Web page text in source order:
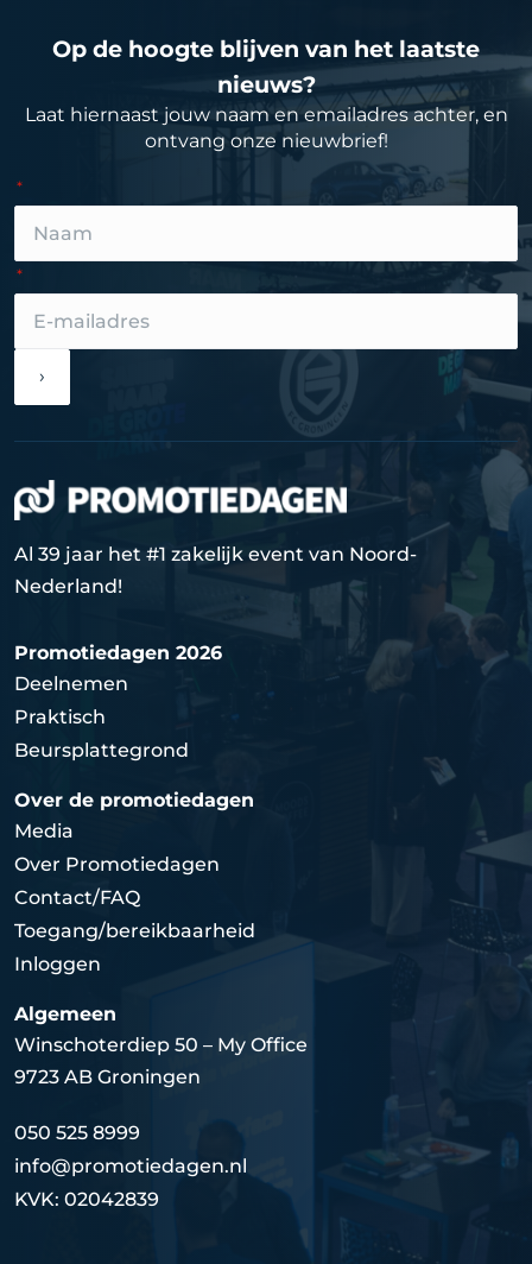
Op de hoogte blijven van het laatste
nieuws?
Laat hiernaast jouw naam en emailadres achter, en
ontvang onze nieuwbrief!
›
Al 39 jaar het #1 zakelijk event van Noord-
Nederland!
Promotiedagen 2026
Deelnemen
Praktisch
Beursplattegrond
Over de promotiedagen
Media
Over Promotiedagen
Contact/FAQ
Toegang/bereikbaarheid
Inloggen
Algemeen
Winschoterdiep 50 – My Office
9723 AB Groningen
050 525 8999
info@promotiedagen.nl
KVK: 02042839